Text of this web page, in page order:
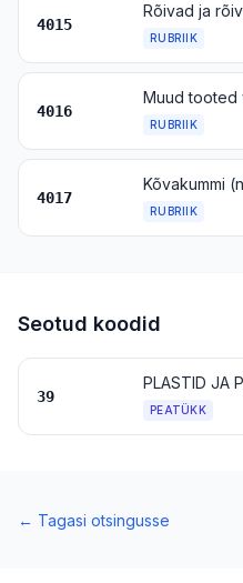
4015
RUBRIIK
4016
RUBRIIK
4017
RUBRIIK
Seotud koodid
39
PLASTID JA
PEATÜKK
← Tagasi otsingusse